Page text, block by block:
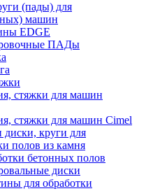
(пады) для
машин
EDGE
ПАДы
стяжки для машин
стяжки для машин Cimel
круги для
полов из камня
бетонных полов
диски
для обработки